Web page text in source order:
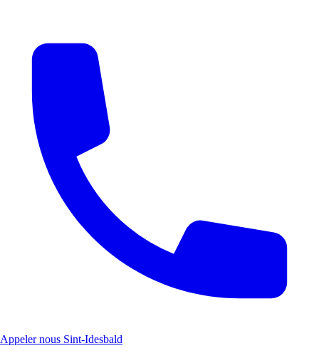
Appeler nous Sint-Idesbald